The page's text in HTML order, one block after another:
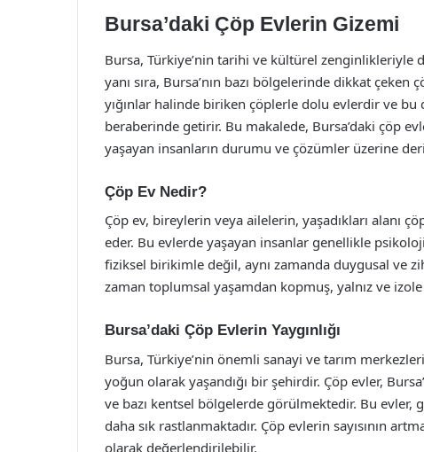
Bursa’daki Çöp Evlerin Gizemi
Bursa, Türkiye’nin tarihi ve kültürel
yanı sıra, Bursa’nın bazı bölgelerinde dikkat
yığınlar halinde biriken çöplerle dolu evlerdir ve
beraberinde getirir. Bu makalede, Bursa’daki çöp
yaşayan insanların durumu ve çözümler üzerine
Çöp Ev Nedir?
Çöp ev, bireylerin veya ailelerin, yaşadıkları alanı
eder. Bu evlerde yaşayan insanlar genellikle
fiziksel birikimle değil, aynı zamanda duygusal ve
zaman toplumsal yaşamdan kopmuş, yalnız ve
Bursa’daki Çöp Evlerin Yaygınlığı
Bursa, Türkiye’nin önemli sanayi ve tarım
yoğun olarak yaşandığı bir şehirdir. Çöp evler,
ve bazı kentsel bölgelerde görülmektedir. Bu evler,
daha sık rastlanmaktadır. Çöp evlerin sayısının
olarak değerlendirilebilir.